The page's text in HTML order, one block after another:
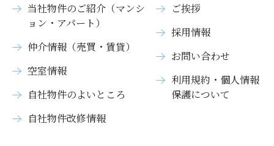
当社物件のご紹介（マンシ
ョン・アパート）
仲介情報（売買・賃貸）
空室情報
自社物件のよいところ
自社物件改修情報
ご挨拶
採用情報
お問い合わせ
利用規約・個人情報
保護について